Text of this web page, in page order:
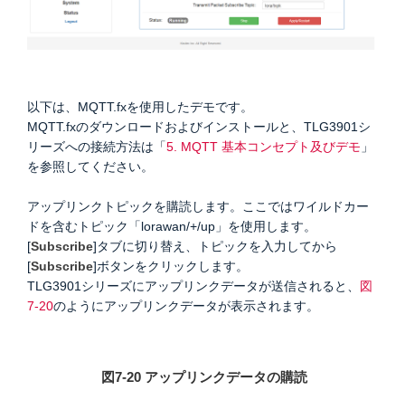
以下は、MQTT.fxを使用したデモです。
MQTT.fxのダウンロードおよびインストールと、TLG3901シ
リーズへの接続方法は「5. MQTT 基本コンセプト及びデモ 」
を参照してください。
アップリンクトピックを購読します。
ここではワイルドカー
ドを含むトピック「lorawan/+/up」を使用します。
[Subscribe]タブに切り替え、トピックを入力してから
[Subscribe]ボタンをクリックします。
TLG3901シリーズにアップリンクデータが送信されると、 図
7-20のようにアップリンクデータが表示されます。
図7-20 アップリンクデータの購読